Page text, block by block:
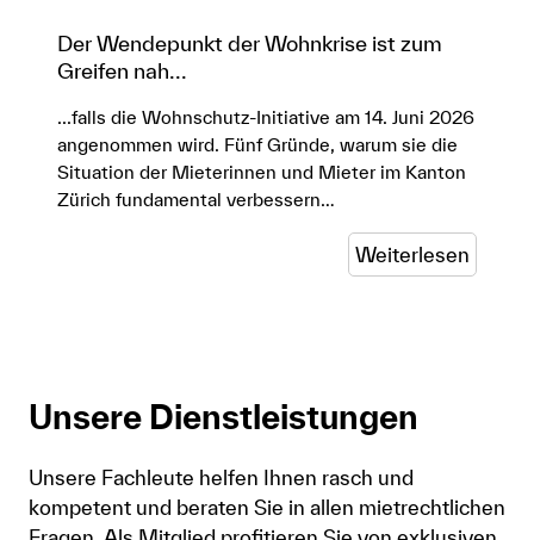
Der Wendepunkt der Wohnkrise ist zum
Greifen nah...
...falls die Wohnschutz-Initiative am 14. Juni 2026
angenommen wird. Fünf Gründe, warum sie die
Situation der Mieterinnen und Mieter im Kanton
Zürich fundamental verbessern…
Weiterlesen
Unsere Dienstleistungen
Unsere Fachleute helfen Ihnen rasch und
kompetent und beraten Sie in allen mietrechtlichen